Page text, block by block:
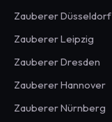
ZaubererDüsseldorf
ZaubererLeipzig
ZaubererDresden
ZaubererHannover
ZaubererNürnberg